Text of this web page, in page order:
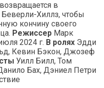
в
Хиллз, чтобы
кончину своего
Режиссер Марк
2024 г. В ролях Эдди
Кевин Бэкон, Джозеф
Уилл Билл, Том
Бах, Дэниел Петри